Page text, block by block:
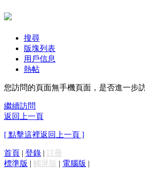
搜尋
版塊列表
用戶信息
熱帖
您訪問的頁面無手機頁面，是否進一步
繼續訪問
返回上一頁
[ 點擊這裡返回上一頁 ]
首頁 | 登錄 | 註冊
標準版 | 觸屏版 | 電腦版 |